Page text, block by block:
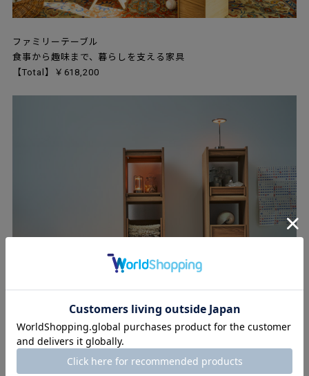
ファミリーテーブル
食事から趣味まで、暮らしを支える家具
【Total】￥618,200